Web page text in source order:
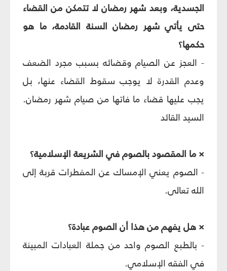
الجسدية، وبعد شهر رمضان لا تتمكن من القضاء
حتى يأتي شهر رمضان السنة القادمة، ما هو
حكمها؟
- العجز عن الصيام وقضائه بسبب مجرد الضعف
وعدم القدرة لا يوجب سقوط القضاء عنها، بل
يجب عليها قضاء ما فاتها من صيام شهر رمضان.
السيد القائد
× ما المقصود بالصوم في الشريعة الإسلامية؟
- الصوم يعني الإمساك عن المفطرات قربة إلى
الله تعالى.
× هل يفهم من هذا أن الصوم عبادة؟
- بالطبع الصوم واحد من جملة العبادات المبينة
في الفقه الإسلامي.